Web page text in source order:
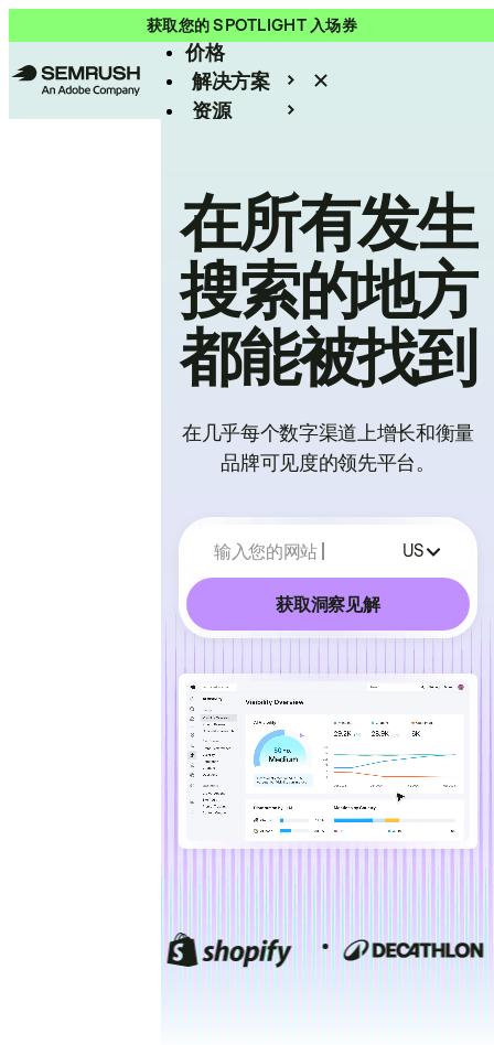
获取您的 SPOTLIGHT 入场券
产品
价格
解决方案
资源
在所有发生
搜索的地方
都能被找到
在几乎每个数字渠道上增长和衡量
品牌可见度的领先平台。
输入您的网站 US
获取洞察见解